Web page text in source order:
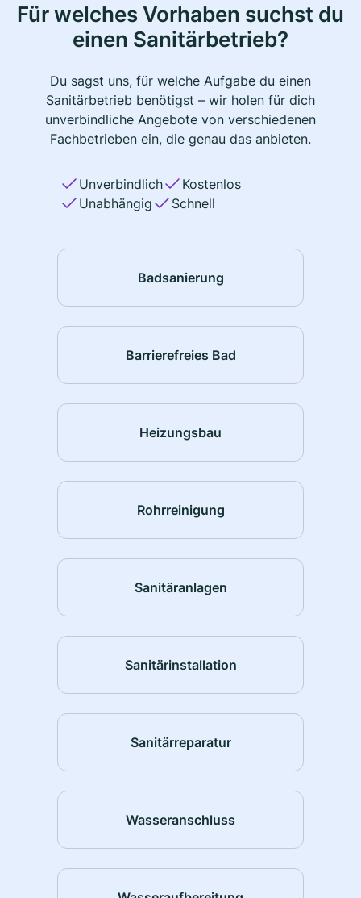
Für welches Vorhaben suchst du
einen Sanitärbetrieb?
Du sagst uns, für welche Aufgabe du einen
Sanitärbetrieb benötigst – wir holen für dich
unverbindliche Angebote von verschiedenen
Fachbetrieben ein, die genau das anbieten.
Unverbindlich
Kostenlos
Unabhängig
Schnell
Badsanierung
Barrierefreies Bad
Heizungsbau
Rohrreinigung
Sanitäranlagen
Sanitärinstallation
Sanitärreparatur
Wasseranschluss